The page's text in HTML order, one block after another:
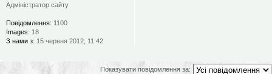
Адміністратор сайту
Повідомлення: 1100
Images: 18
З нами з: 15 червня 2012, 11:42
Показувати повідомлення за: